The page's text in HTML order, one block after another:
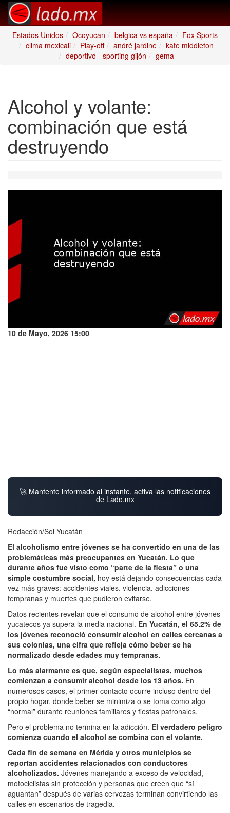
Estados Unidos Ocoyucan belgica vs españa
Fox Sports
clima mexicali
Play-off andré jardine
kate middleton
deportivo - sporting gijón
gema
Alcohol y volante:
combinación que está
destruyendo
10 de Mayo, 2026 15:00
🚀 Mantente informado al instante, activa las notificaciones
de Lado.mx
Redacción/Sol Yucatán
El alcoholismo entre jóvenes se ha convertido en una de las
problemáticas más preocupantes en Yucatán. Lo que
durante años fue visto como “parte de la fiesta” o una
simple costumbre social, hoy está dejando consecuencias cada
vez más graves: accidentes viales, violencia, adicciones
tempranas y muertes que pudieron evitarse.
Datos recientes revelan que el consumo de alcohol entre jóvenes
yucatecos ya supera la media nacional. En Yucatán, el 65.2% de
los jóvenes reconoció consumir alcohol en calles cercanas a
sus colonias, una cifra que refleja cómo beber se ha
normalizado desde edades muy tempranas.
Lo más alarmante es que, según especialistas, muchos
comienzan a consumir alcohol desde los 13 años. En
numerosos casos, el primer contacto ocurre incluso dentro del
propio hogar, donde beber se minimiza o se toma como algo
“normal” durante reuniones familiares y fiestas patronales.
Pero el problema no termina en la adicción. El verdadero peligro
comienza cuando el alcohol se combina con el volante.
Cada fin de semana en Mérida y otros municipios se
reportan accidentes relacionados con conductores
alcoholizados. Jóvenes manejando a exceso de velocidad,
motociclistas sin protección y personas que creen que “sí
aguantan” después de varias cervezas terminan convirtiendo las
calles en escenarios de tragedia.